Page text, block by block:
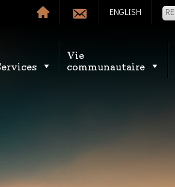
ENGLISH
Vie
communautaire